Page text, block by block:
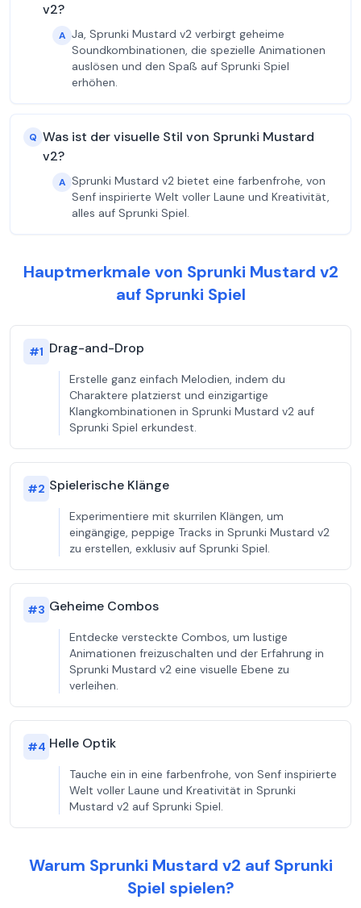
v2?
A Ja, Sprunki Mustard v2 verbirgt geheime
Soundkombinationen, die spezielle Animationen
auslösen und den Spaß auf Sprunki Spiel
erhöhen.
Q Was ist der visuelle Stil von Sprunki Mustard
v2?
A Sprunki Mustard v2 bietet eine farbenfrohe, von
Senf inspirierte Welt voller Laune und Kreativität,
alles auf Sprunki Spiel.
Hauptmerkmale von Sprunki Mustard v2
auf Sprunki Spiel
#1 Drag-and-Drop
Erstelle ganz einfach Melodien, indem du
Charaktere platzierst und einzigartige
Klangkombinationen in Sprunki Mustard v2 auf
Sprunki Spiel erkundest.
#2 Spielerische Klänge
Experimentiere mit skurrilen Klängen, um
eingängige, peppige Tracks in Sprunki Mustard v2
zu erstellen, exklusiv auf Sprunki Spiel.
#3 Geheime Combos
Entdecke versteckte Combos, um lustige
Animationen freizuschalten und der Erfahrung in
Sprunki Mustard v2 eine visuelle Ebene zu
verleihen.
#4 Helle Optik
Tauche ein in eine farbenfrohe, von Senf inspirierte
Welt voller Laune und Kreativität in Sprunki
Mustard v2 auf Sprunki Spiel.
Warum Sprunki Mustard v2 auf Sprunki
Spiel spielen?